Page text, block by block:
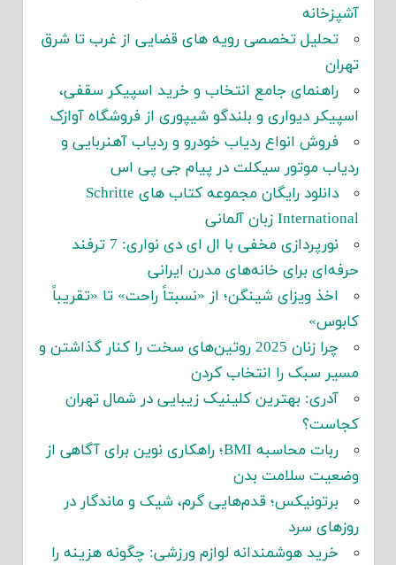
آشپزخانه
تحلیل تخصصی رویه های قضایی از غرب تا شرق
تهران
راهنمای جامع انتخاب و خرید اسپیکر سقفی،
اسپیکر دیواری و بلندگو شیپوری از فروشگاه آوازک
فروش انواع ردیاب خودرو و ردیاب آهنربایی و
ردیاب موتور سیکلت در پیام جی پی اس
دانلود رایگان مجموعه کتاب های Schritte
International زبان آلمانی
نورپردازی مخفی با ال ای دی نواری: 7 ترفند
حرفه‌ای برای خانه‌های مدرن ایرانی
اخذ ویزای شینگن؛ از «نسبتاً راحت» تا «تقریباً
کابوس»
چرا زنان 2025 روتین‌های سخت را کنار گذاشتن و
مسیر سبک را انتخاب کردن
آدری: بهترین کلینیک زیبایی در شمال تهران
کجاست؟
ربات محاسبه BMI؛ راهکاری نوین برای آگاهی از
وضعیت سلامت بدن
برتونیکس؛ قدم‌هایی گرم، شیک و ماندگار در
روزهای سرد
خرید هوشمندانه لوازم ورزشی: چگونه هزینه را